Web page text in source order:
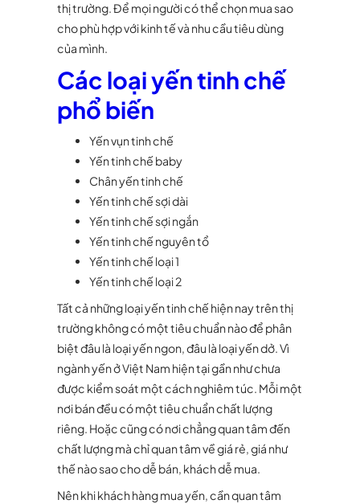
thị trường. Để mọi người có thể chọn mua sao
cho phù hợp với kinh tế và nhu cầu tiêu dùng
của mình.
Các loại yến tinh chế
phổ biến
Yến vụn tinh chế
Yến tinh chế baby
Chân yến tinh chế
Yến tinh chế sợi dài
Yến tinh chế sợi ngắn
Yến tinh chế nguyên tổ
Yến tinh chế loại 1
Yến tinh chế loại 2
Tất cả những loại yến tinh chế hiện nay trên thị
trường không có một tiêu chuẩn nào để phân
biệt đâu là loại yến ngon, đâu là loại yến dở. Vì
ngành yến ở Việt Nam hiện tại gần như chưa
được kiểm soát một cách nghiêm túc. Mỗi một
nơi bán đều có một tiêu chuẩn chất lượng
riêng. Hoặc cũng có nơi chẳng quan tâm đến
chất lượng mà chỉ quan tâm về giá rẻ, giá như
thế nào sao cho dễ bán, khách dễ mua.
Nên khi khách hàng mua yến, cần quan tâm